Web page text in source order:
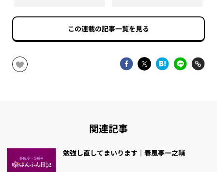
この連載の記事一覧を見る
関連記事
勉強し直してまいります｜春風亭一之輔